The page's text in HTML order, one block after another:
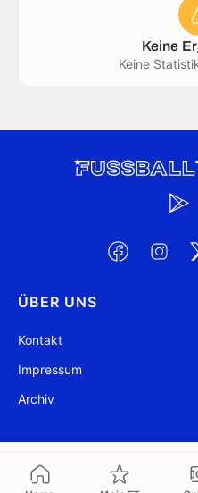
Keine
Keine
ÜBER UNS
Kontakt
Impressum
Archiv
@ FussballTransfers.com